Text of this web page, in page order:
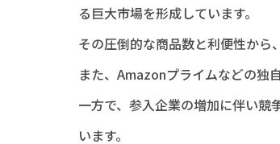
る巨大市場を形成しています。
その圧倒的な商品数と利便性から
また、Amazonプライムなどの独
一方で、参入企業の増加に伴い競
います。